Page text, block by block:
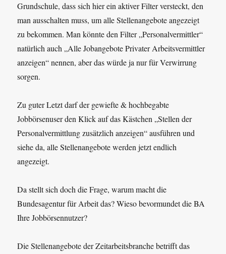
Grundschule, dass sich hier ein aktiver Filter versteckt, den
man ausschalten muss, um alle Stellenangebote angezeigt
zu bekommen. Man könnte den Filter „Personalvermittler“
natürlich auch „Alle Jobangebote Privater Arbeitsvermittler
anzeigen“ nennen, aber das würde ja nur für Verwirrung
sorgen.
Zu guter Letzt darf der gewiefte & hochbegabte
Jobbörsenuser den Klick auf das Kästchen „Stellen der
Personalvermittlung zusätzlich anzeigen“ ausführen und
siehe da, alle Stellenangebote werden jetzt endlich
angezeigt.
Da stellt sich doch die Frage, warum macht die
Bundesagentur für Arbeit das? Wieso bevormundet die BA
Ihre Jobbörsennutzer?
Die Stellenangebote der Zeitarbeitsbranche betrifft das